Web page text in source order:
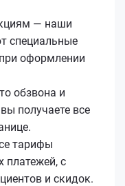
— наши
специальные
оформлении
обзвона и
получаете все
тарифы
платежей, с
и скидок.